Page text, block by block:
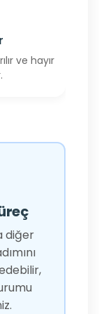
ve hayır
diğer